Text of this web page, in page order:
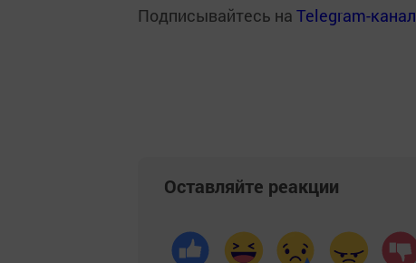
Подписывайтесь на Telegram-канал
Оставляйте реакции